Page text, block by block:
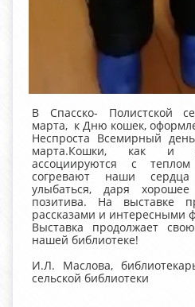
В Спасско- Полистской
марта, к Дню кошек,
Неспроста Всемирный
марта.Кошки, как и
ассоциируются с
согревают наши
улыбаться, даря
позитива. На выставке
рассказами и интересными
Выставка продолжает
нашей библиотеке!
И.Л. Маслова,
сельской библиотеки